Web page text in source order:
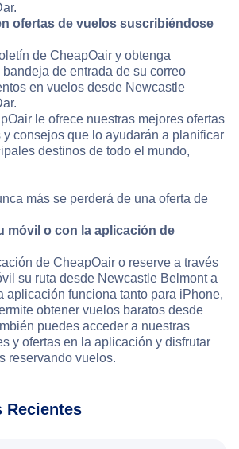
ofertas de vuelos suscribiéndose
de CheapOair y obtenga
de entrada de su correo
en vuelos desde Newcastle
le ofrece nuestras mejores ofertas
consejos que lo ayudarán a planificar
destinos de todo el mundo,
más se perderá de una oferta de
móvil o con la aplicación de
de CheapOair o reserve a través
su ruta desde Newcastle Belmont a
aplicación funciona tanto para iPhone,
obtener vuelos baratos desde
puedes acceder a nuestras
y ofertas en la aplicación y disfrutar
reservando vuelos.
Recientes